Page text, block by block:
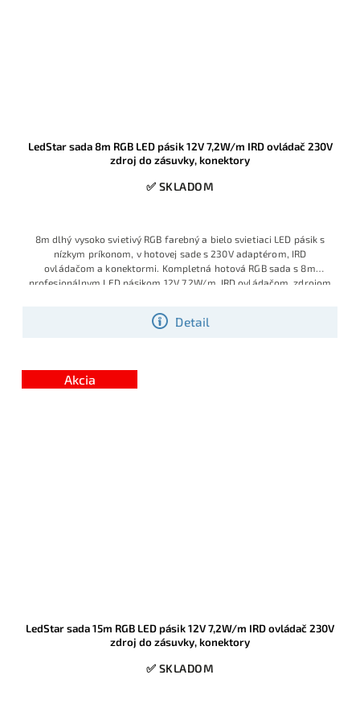
LedStar sada 8m RGB LED pásik 12V 7,2W/m IRD ovládač 230V
zdroj do zásuvky, konektory
✅ SKLADOM
Detail
8m dlhý vysoko svietivý RGB farebný a bielo svietiaci LED pásik s
nízkym príkonom, v hotovej sade s 230V adaptérom, IRD
ovládačom a konektormi. Kompletná hotová RGB sada s 8m
profesionálnym LED pásikom 12V 7,2W/m, IRD ovládačom, zdrojom
dĺžku na mieru, dodávanú ako plne zapojený komplet, takže ju bez
problémov nainštaluje aj laik bez spájkovania a bez dokupovania
sady v tomto prevedení.
Akcia
LedStar sada 15m RGB LED pásik 12V 7,2W/m IRD ovládač 230V
zdroj do zásuvky, konektory
✅ SKLADOM